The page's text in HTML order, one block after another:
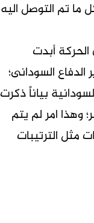
تم التوصل اليه
أبدت
السودانى؛
بياناً ذكرت
وهذا امر لم يتم
مثل الترتيبات